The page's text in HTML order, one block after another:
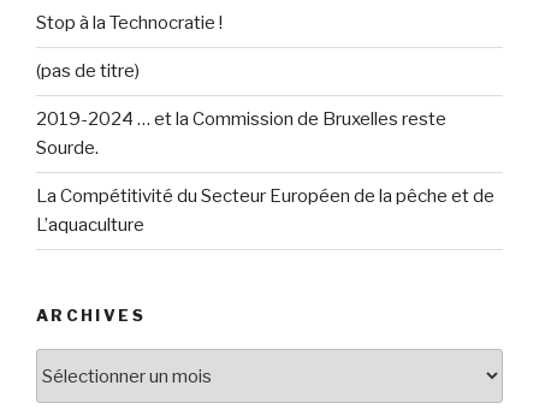
Stop à la Technocratie !
(pas de titre)
2019-2024 … et la Commission de Bruxelles reste
Sourde.
La Compétitivité du Secteur Européen de la pêche et de
L’aquaculture
ARCHIVES